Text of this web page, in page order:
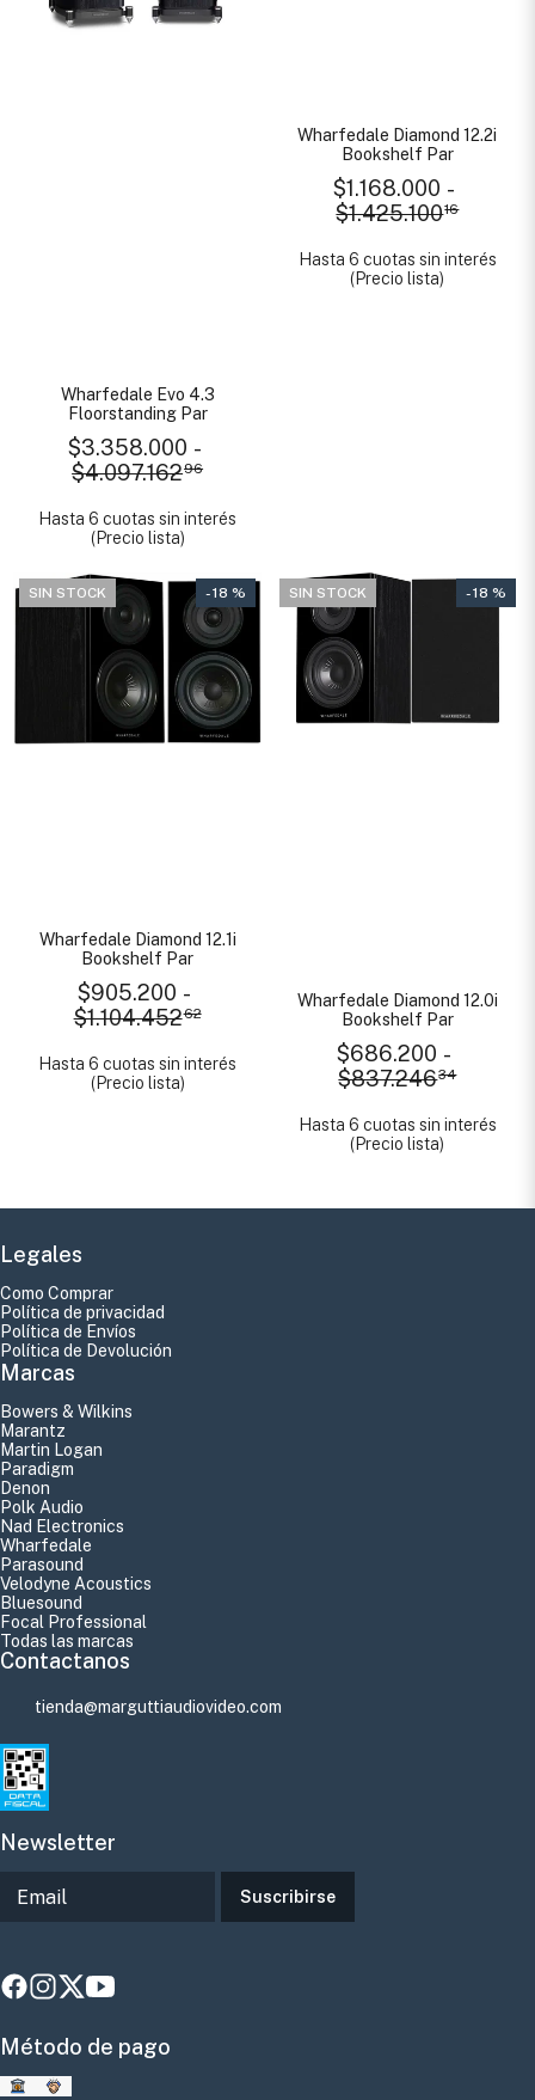
Wharfedale Evo 4.3
Floorstanding Par
$3.358.000 -
$4.097.16296
Hasta 6 cuotas sin interés
(Precio lista)
Wharfedale Diamond 12.2i
Bookshelf Par
$1.168.000 -
$1.425.10016
Hasta 6 cuotas sin interés
(Precio lista)
SIN STOCK - 18 %
Wharfedale Diamond 12.1i
Bookshelf Par
$905.200 -
$1.104.45262
Hasta 6 cuotas sin interés
(Precio lista)
SIN STOCK - 18 %
Wharfedale Diamond 12.0i
Bookshelf Par
$686.200 -
$837.24634
Hasta 6 cuotas sin interés
(Precio lista)
Legales
Como Comprar
Política de privacidad
Política de Envíos
Política de Devolución
Marcas
Bowers & Wilkins
Marantz
Martin Logan
Paradigm
Denon
Polk Audio
Nad Electronics
Wharfedale
Parasound
Velodyne Acoustics
Bluesound
Focal Professional
Todas las marcas
Contactanos
tienda@marguttiaudiovideo.com
Newsletter
Suscribirse
Método de pago